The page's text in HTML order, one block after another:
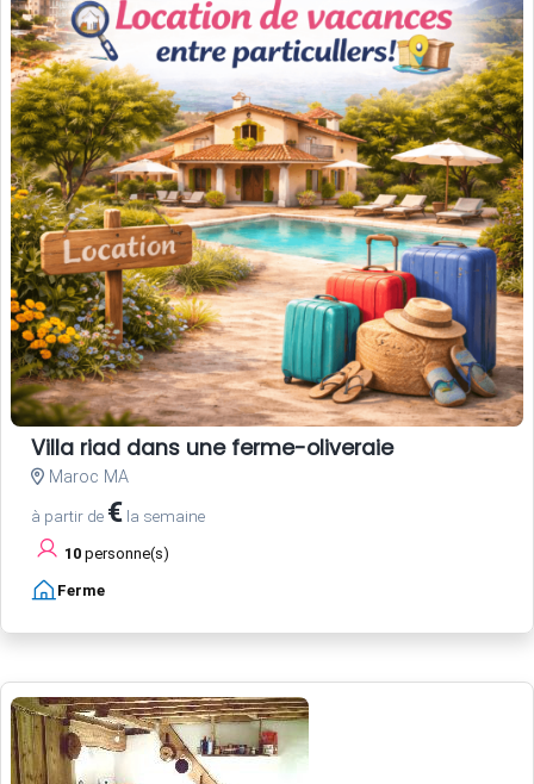
Villa riad dans une ferme-oliveraie
Maroc MA
à partir de € la semaine
10 personne(s)
Ferme